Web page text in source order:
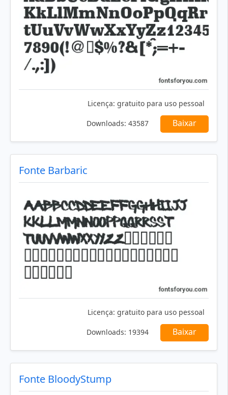
Licença: gratuito para uso pessoal
Downloads: 43587 Baixar
Fonte Barbaric
Licença: gratuito para uso pessoal
Downloads: 19394 Baixar
Fonte BloodyStump